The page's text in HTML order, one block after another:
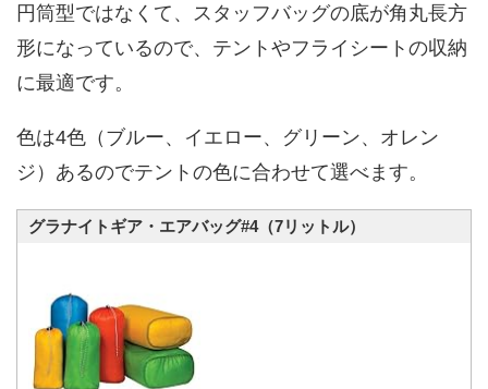
円筒型ではなくて、スタッフバッグの底が角丸長方
形になっているので、テントやフライシートの収納
に最適です。
色は4色（ブルー、イエロー、グリーン、オレン
ジ）あるのでテントの色に合わせて選べます。
グラナイトギア・エアバッグ#4（7リットル）